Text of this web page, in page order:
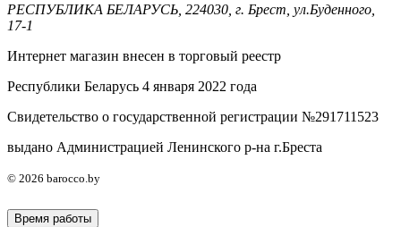
РЕСПУБЛИКА БЕЛАРУСЬ, 224030, г. Брест, ул.Буденного,
17-1
Интернет магазин внесен в торговый реестр
Республики Беларусь 4 января 2022 года
Свидетельство о государственной регистрации №291711523
выдано Администрацией Ленинского р-на г.Бреста
© 2026 barocco.by
Время работы